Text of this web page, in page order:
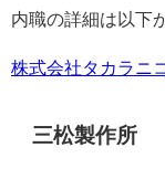
内職の詳細は以下
株式会社タカラニ
三松製作所